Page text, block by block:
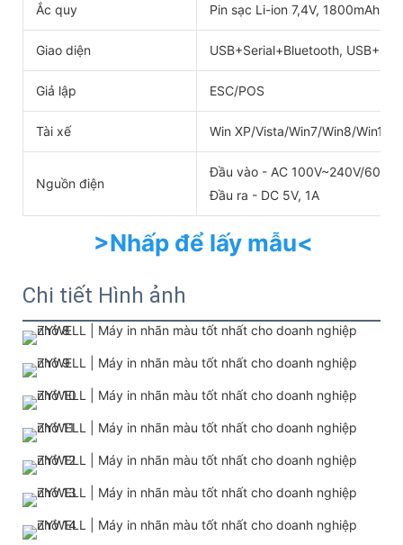
Ắc quy Pin sạc Li-ion 7,4V, 1800mAh
Giao diện USB+Serial+Bluetooth,
Giả lập ESC/POS
Tài xế Win XP/Vista/Win7/Win8/Win10/
Nguồn điện
Đầu vào - AC 100V~240V/60HZ
Đầu ra - DC 5V, 1A
>Nhấp để lấy mẫu<
Chi tiết Hình ảnh